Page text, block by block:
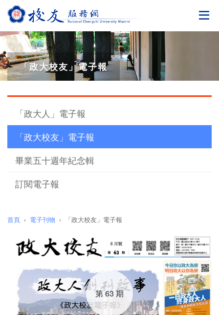
切
「政大校友」電子報
「政大人」電子報
「政大校友」電子報
畢業五十週年紀念輯
訂閱電子報
首頁 電子刊物 「政大校友」電子報
第 63 期